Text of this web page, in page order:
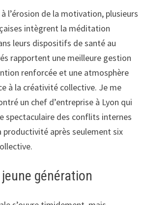
l’érosion de la motivation, plusieurs
intègrent la méditation
leurs dispositifs de santé au
rapportent une meilleure gestion
renforcée et une atmosphère
à la créativité collective. Je me
un chef d’entreprise à Lyon qui
spectaculaire des conflits internes
productivité après seulement six
génération